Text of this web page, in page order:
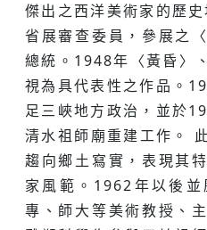
傑出之西洋美術家的歷
省展審查委員，參展之
總統。1948年〈黃昏〉
視為具代表性之作品。
足三峽地方政治，並於
清水祖師廟重建工作。
趨向鄉土寫實，表現其
家風範。1962年以後
專、師大等美術教授、